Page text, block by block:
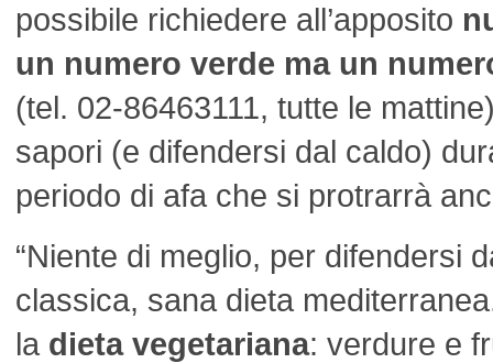
possibile richiedere all’apposito
un numero verde ma un
(tel. 02-86463111, tutte le
sapori (e difendersi dal caldo)
periodo di afa che si protrarrà
“Niente di meglio, per difendersi
classica, sana dieta
la dieta vegetariana: verdure e